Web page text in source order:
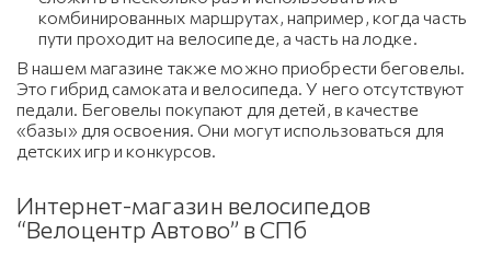
комбинированных маршрутах, например, когда часть
пути проходит на велосипеде, а часть на лодке.
В нашем магазине также можно приобрести беговелы.
Это гибрид самоката и велосипеда. У него отсутствуют
педали. Беговелы покупают для детей, в качестве
«базы» для освоения. Они могут использоваться для
детских игр и конкурсов.
Интернет-магазин велосипедов
“Велоцентр Автово” в СПб